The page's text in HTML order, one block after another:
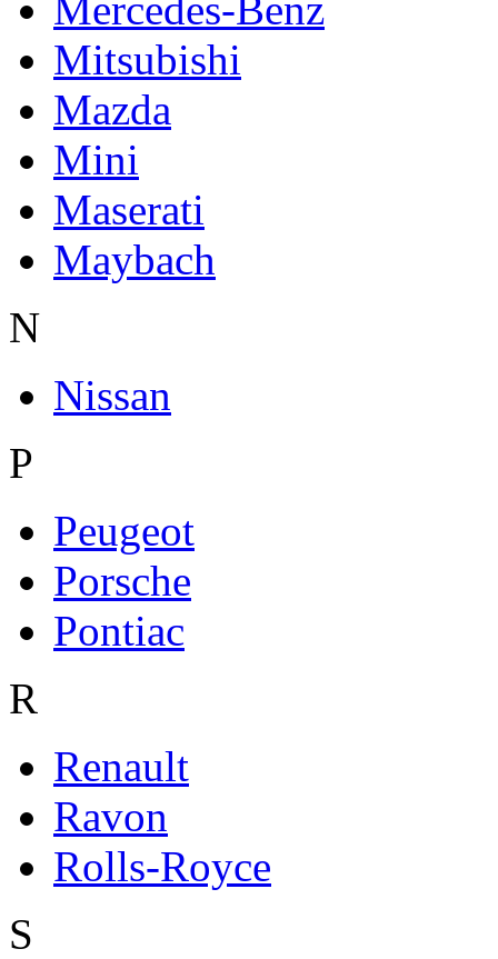
Mitsubishi
Mazda
Mini
Maserati
Maybach
N
Nissan
P
Peugeot
Porsche
Pontiac
R
Renault
Ravon
Rolls-Royce
S